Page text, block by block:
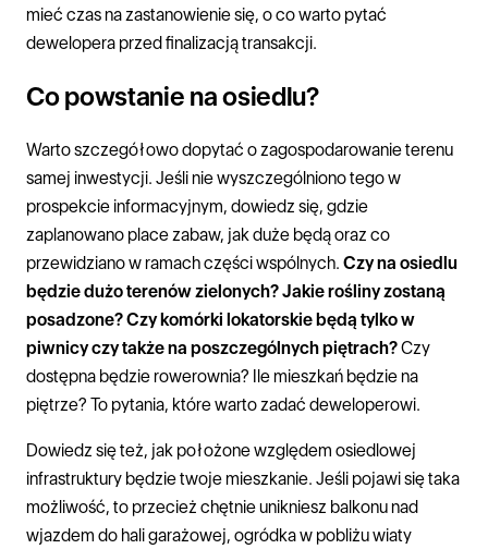
mieć czas na zastanowienie się, o co warto pytać
dewelopera przed finalizacją transakcji.
Co powstanie na osiedlu?
Warto szczegółowo dopytać o zagospodarowanie terenu
samej inwestycji. Jeśli nie wyszczególniono tego w
prospekcie informacyjnym, dowiedz się, gdzie
zaplanowano place zabaw, jak duże będą oraz co
przewidziano w ramach części wspólnych. Czy na osiedlu
będzie dużo terenów zielonych? Jakie rośliny zostaną
posadzone? Czy komórki lokatorskie będą tylko w
piwnicy czy także na poszczególnych piętrach?Czy
dostępna będzie rowerownia? Ile mieszkań będzie na
piętrze? To pytania, które warto zadać deweloperowi.
Dowiedz się też, jak położone względem osiedlowej
infrastruktury będzie twoje mieszkanie. Jeśli pojawi się taka
możliwość, to przecież chętnie unikniesz balkonu nad
wjazdem do hali garażowej, ogródka w pobliżu wiaty